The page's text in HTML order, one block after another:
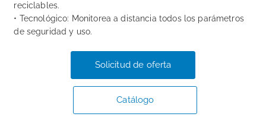
reciclables.
• Tecnológico: Monitorea a distancia todos los parámetros
de seguridad y uso.
Solicitud de oferta
Catálogo